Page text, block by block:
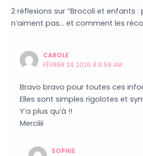
2 réflexions sur “Brocoli et enfants :
n’aiment pas… et comment les
CAROLE
FÉVRIER 24, 2026 À 6:59 AM
Bravo bravo pour toutes ces
Elles sont simples rigolotes et
Y’a plus qu’à !!
Merciiii
SOPHIE